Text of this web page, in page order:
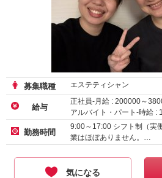
募集職種 エステティシャン
給与
正社員-月給 : 200000～
アルバイト・パート-時給 :
勤務時間
9:00～17:00 シフト制（実
業はほぼありません。…
気になる